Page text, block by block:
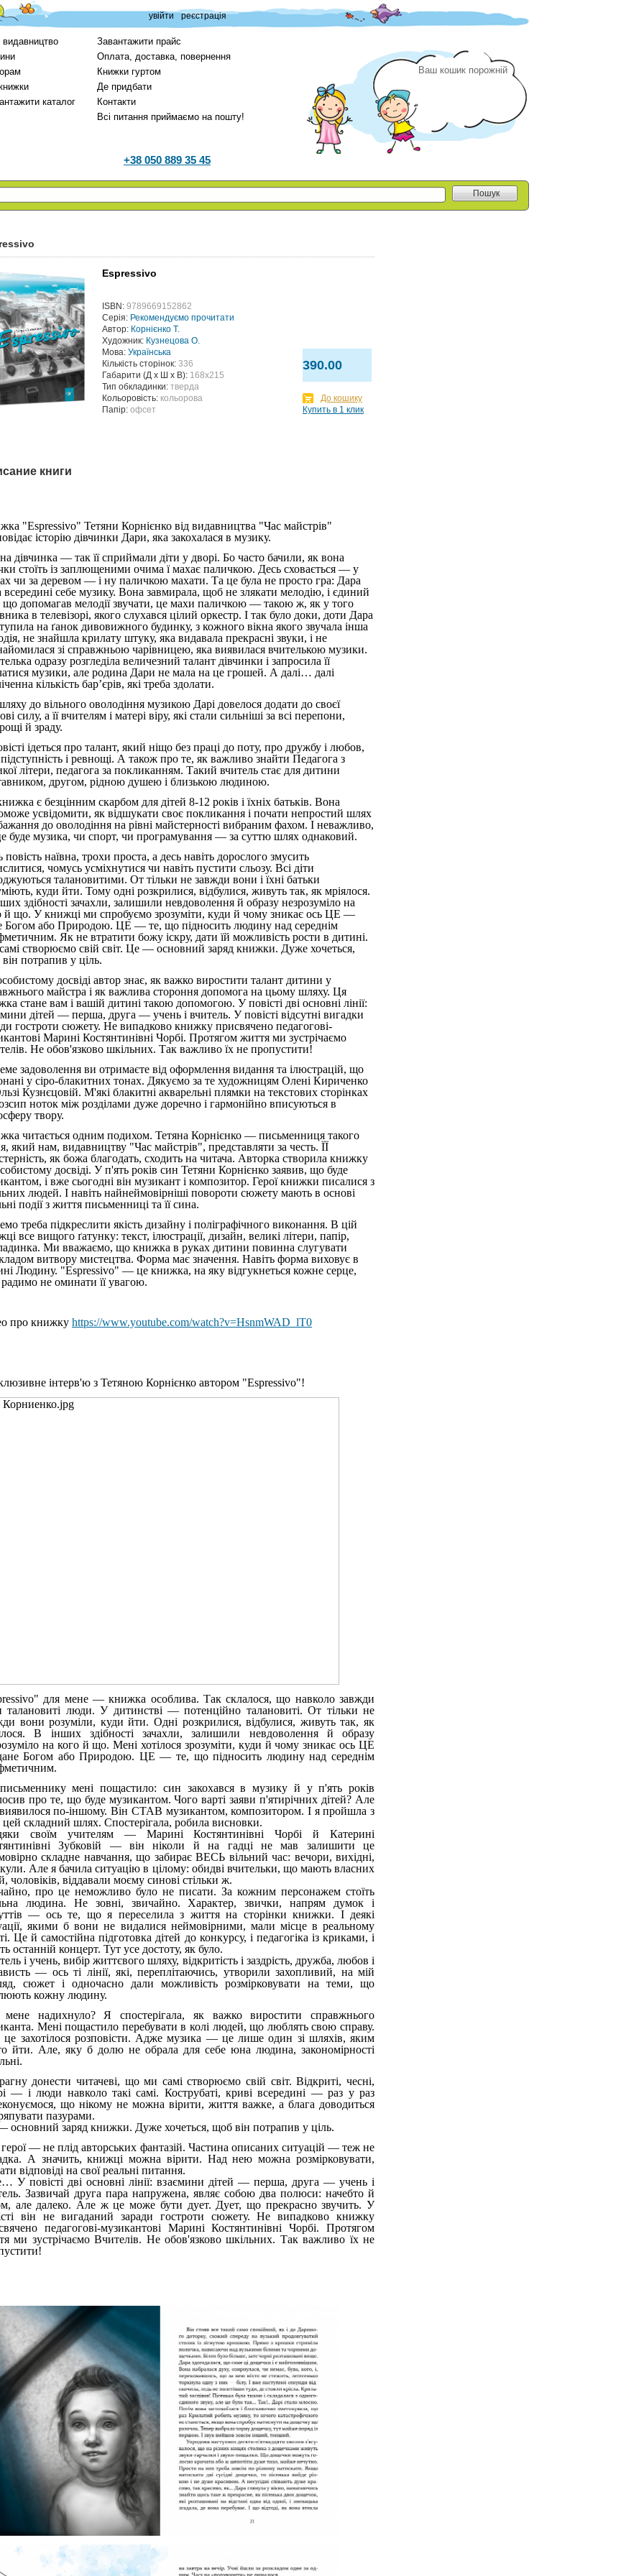
увійти реєстрація
Ваш кошик порожній
видавництво
каталог
Завантажити прайс
Оплата, доставка, повернення
Книжки гуртом
Де придбати
Контакти
Всі питання приймаємо на пошту!
+38 050 889 35 45
Пошук
Espressivo
ISBN: 9789669152862
Серія: Рекомендуємо прочитати
Автор: Корнієнко Т.
Художник: Кузнецова О.
Мова: Українська
Кількість сторінок: 336
Габарити (Д х Ш х В): 168x215
Тип обкладинки: тверда
Кольоровість: кольорова
Папір: офсет
390.00
До кошику
Купить в 1 клик
книги
"Espressivo" Тетяни Корнієнко від видавництва "Час майстрів"
історію дівчинки Дари, яка закохалася в музику.
дівчинка — так її сприймали діти у дворі. Бо часто бачили, як вона
стоїть із заплющеними очима ї махає паличкою. Десь сховається — у
чи за деревом — і ну паличкою махати. Та це була не просто гра: Дара
всередині себе музику. Вона завмирала, щоб не злякати мелодію, і єдиний
що допомагав мелодії звучати, це махи паличкою — такою ж, як у того
в телевізорі, якого слухався цілий оркестр. І так було доки, доти Дара
на ґанок дивовижного будинку, з кожного вікна якого звучала інша
не знайшла крилату штуку, яка видавала прекрасні звуки, і не
зі справжньою чарівницею, яка виявилася вчителькою музики.
одразу розгледіла величезний талант дівчинки і запросила її
музики, але родина Дари не мала на це грошей. А далі… далі
кількість бар’єрів, які треба здолати.
до вільного оволодіння музикою Дарі довелося додати до своєї
силу, а її вчителям і матері віру, які стали сильніші за всі перепони,
й зраду.
ідеться про талант, який ніщо без праці до поту, про дружбу і любов,
і ревнощі. А також про те, як важливо знайти Педагога з
літери, педагога за покликанням. Такий вчитель стає для дитини
другом, рідною душею і близькою людиною.
є безцінним скарбом для дітей 8-12 років і їхніх батьків. Вона
усвідомити, як відшукати своє покликання і почати непростий шлях
до оволодіння на рівні майстерності вибраним фахом. І неважливо,
буде музика, чи спорт, чи програмування — за суттю шлях однаковий.
повість наївна, трохи проста, а десь навіть дорослого змусить
чомусь усміхнутися чи навіть пустити сльозу. Всі діти
талановитими. От тільки не завжди вони і їхні батьки
куди йти. Тому одні розкрилися, відбулися, живуть так, як мріялося.
здібності зачахли, залишили невдоволення й образу незрозуміло на
й що. У книжці ми спробуємо зрозуміти, куди й чому зникає ось ЦЕ —
Богом або Природою. ЦЕ — те, що підносить людину над середнім
Як не втратити божу іскру, дати їй можливість рости в дитині.
створюємо свій світ. Це — основний заряд книжки. Дуже хочеться,
потрапив у ціль.
досвіді автор знає, як важко виростити талант дитини у
майстра і як важлива стороння допомога на цьому шляху. Ця
стане вам і вашій дитині такою допомогою. У повісті дві основні лінії:
дітей — перша, друга — учень і вчитель. У повісті відсутні вигадки
гостроти сюжету. Не випадково книжку присвячено педагогові-
Марині Костянтинівні Чорбі. Протягом життя ми зустрічаємо
Не обов'язково шкільних. Так важливо їх не пропустити!
задоволення ви отримаєте від оформлення видання та ілюстрацій, що
у сіро-блакитних тонах. Дякуємо за те художницям Олені Кириченко
Кузнєцовій. М'які блакитні акварельні плямки на текстових сторінках
ноток між розділами дуже доречно і гармонійно вписуються в
твору.
читається одним подихом. Тетяна Корнієнко — письменниця такого
який нам, видавництву "Час майстрів", представляти за честь. ЇЇ
як божа благодать, сходить на читача. Авторка створила книжку
досвіді. У п'ять років син Тетяни Корнієнко заявив, що буде
і вже сьогодні він музикант і композитор. Герої книжки писалися з
людей. І навіть найнеймовірніші повороти сюжету мають в основі
події з життя письменниці та її сина.
треба підкреслити якість дизайну і поліграфічного виконання. В цій
все вищого ґатунку: текст, ілюстрації, дизайн, великі літери, папір,
Ми вважаємо, що книжка в руках дитини повинна слугувати
витвору мистецтва. Форма має значення. Навіть форма виховує в
Людину. "Espressivo" — це книжка, на яку відгукнеться кожне серце,
не оминати її увагою.
про книжку https://www.youtube.com/watch?v=HsnmWAD_lT0
інтерв'ю з Тетяною Корнієнко автором "Espressivo"!
для мене — книжка особлива. Так склалося, що навколо завжди
талановиті люди. У дитинстві — потенційно талановиті. От тільки не
вони розуміли, куди йти. Одні розкрилися, відбулися, живуть так, як
В інших здібності зачахли, залишили невдоволення й образу
на кого й що. Мені хотілося зрозуміти, куди й чому зникає ось ЦЕ
Богом або Природою. ЦЕ — те, що підносить людину над середнім
мені пощастило: син закохався в музику й у п'ять років
про те, що буде музикантом. Чого варті заяви п'ятирічних дітей? Але
по-іншому. Він СТАВ музикантом, композитором. І я пройшла з
складний шлях. Спостерігала, робила висновки.
своїм учителям — Марині Костянтинівні Чорбі й Катерині
Зубковій — він ніколи й на гадці не мав залишити це
складне навчання, що забирає ВЕСЬ вільний час: вечори, вихідні,
Але я бачила ситуацію в цілому: обидві вчительки, що мають власних
чоловіків, віддавали моєму синові стільки ж.
про це неможливо було не писати. За кожним персонажем стоїть
людина. Не зовні, звичайно. Характер, звички, напрям думок і
— ось те, що я переселила з життя на сторінки книжки. І деякі
якими б вони не видалися неймовірними, мали місце в реальному
Це й самостійна підготовка дітей до конкурсу, і педагогіка із криками, і
останній концерт. Тут усе достоту, як було.
і учень, вибір життєвого шляху, відкритість і заздрість, дружба, любов і
— ось ті лінії, які, переплітаючись, утворили захопливий, на мій
сюжет і одночасно дали можливість розмірковувати на теми, що
кожну людину.
надихнуло? Я спостерігала, як важко виростити справжнього
Мені пощастило перебувати в колі людей, що люблять свою справу.
захотілося розповісти. Адже музика — це лише один зі шляхів, яким
йти. Але, яку б долю не обрала для себе юна людина, закономірності
донести читачеві, що ми самі створюємо свій світ. Відкриті, чесні,
— і люди навколо такі самі. Кострубаті, криві всередині — раз у раз
що нікому не можна вірити, життя важке, а блага доводиться
пазурами.
основний заряд книжки. Дуже хочеться, щоб він потрапив у ціль.
— не плід авторських фантазій. Частина описаних ситуацій — теж не
А значить, книжці можна вірити. Над нею можна розмірковувати,
відповіді на свої реальні питання.
У повісті дві основні лінії: взаємини дітей — перша, друга — учень і
Зазвичай друга пара напружена, являє собою два полюси: начебто й
але далеко. Але ж це може бути дует. Дует, що прекрасно звучить. У
він не вигаданий заради гостроти сюжету. Не випадково книжку
педагогові-музикантові Марині Костянтинівні Чорбі. Протягом
ми зустрічаємо Вчителів. Не обов'язково шкільних. Так важливо їх не